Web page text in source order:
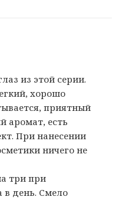
из этой серии.
хорошо
приятный
аромат, есть
При нанесении
ничего не
три при
в день. Смело